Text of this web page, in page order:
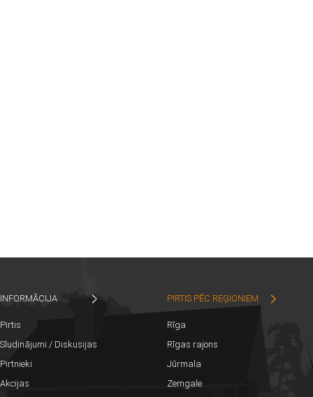
INFORMĀCIJA
Pirtis
Sludinājumi / Diskusijas
Pirtnieki
Akcijas
PIRTIS PĒC REĢIONIEM
Rīga
Rīgas rajons
Jūrmala
Zemgale